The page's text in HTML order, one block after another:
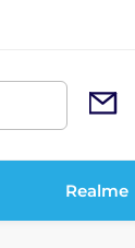
Realme